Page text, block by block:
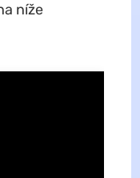
níže